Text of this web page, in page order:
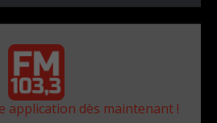
application dès maintenant !